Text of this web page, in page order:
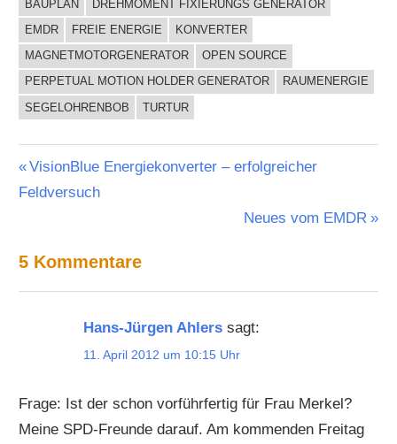
BAUPLAN
DREHMOMENT FIXIERUNGS GENERATOR
EMDR
FREIE ENERGIE
KONVERTER
MAGNETMOTORGENERATOR
OPEN SOURCE
PERPETUAL MOTION HOLDER GENERATOR
RAUMENERGIE
SEGELOHRENBOB
TURTUR
Beitragsnavigation
Vorheriger
Beitrag:
VisionBlue Energiekonverter – erfolgreicher
Feldversuch
Nächster
Neues vom EMDR
5 Kommentare
Hans-Jürgen Ahlers sagt:
11. April 2012 um 10:15 Uhr
Frage: Ist der schon vorführfertig für Frau Merkel?
Meine SPD-Freunde darauf. Am kommenden Freitag